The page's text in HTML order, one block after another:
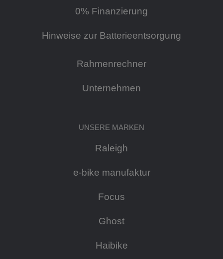
0% Finanzierung
Hinweise zur Batterieentsorgung
Rahmenrechner
Unternehmen
UNSERE MARKEN
Raleigh
e-bike manufaktur
Focus
Ghost
Haibike